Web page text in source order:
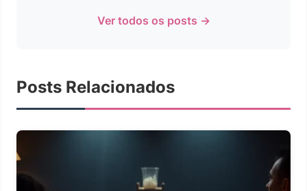
Ver todos os posts →
Posts Relacionados